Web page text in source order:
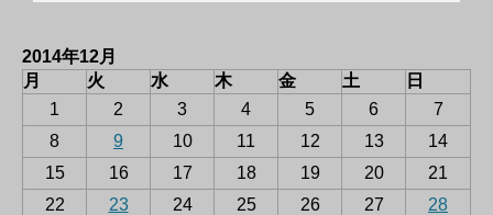
2014年12月
月
火 水 木 金 土
日
1
2 3 4 5 6
7
8
9 10 11 12 13
14
15
16 17 18 19 20
21
22
23 24 25 26 27
28